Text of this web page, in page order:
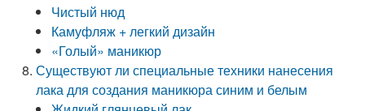
Чистый нюд
Камуфляж + легкий дизайн
«Голый» маникюр
Существуют ли специальные техники нанесения
лака для создания маникюра синим и белым